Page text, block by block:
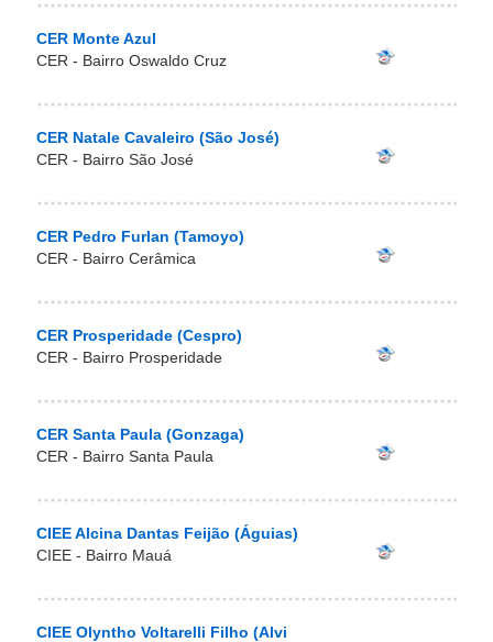
CER Monte Azul
CER - Bairro Oswaldo Cruz
CER Natale Cavaleiro (São José)
CER - Bairro São José
CER Pedro Furlan (Tamoyo)
CER - Bairro Cerâmica
CER Prosperidade (Cespro)
CER - Bairro Prosperidade
CER Santa Paula (Gonzaga)
CER - Bairro Santa Paula
CIEE Alcina Dantas Feijão (Águias)
CIEE - Bairro Mauá
CIEE Olyntho Voltarelli Filho (Alvi